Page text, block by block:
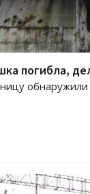
погибла,